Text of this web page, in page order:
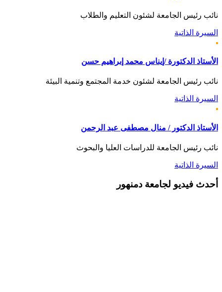
نائب رئيس الجامعة لشئون التعليم والطلاب
السيرة الذاتية
الأستاذ الدكتورة /إيناس محمد إبراهيم حسن
نائب رئيس الجامعة لشئون خدمة المجتمع وتنمية البيئة
السيرة الذاتية
الأستاذ الدكتور / منال مصطفى عبد الرحمن
نائب رئيس الجامعة للدراسات العليا والبحوث
السيرة الذاتية
أحدث فيديو لجامعة دمنهور